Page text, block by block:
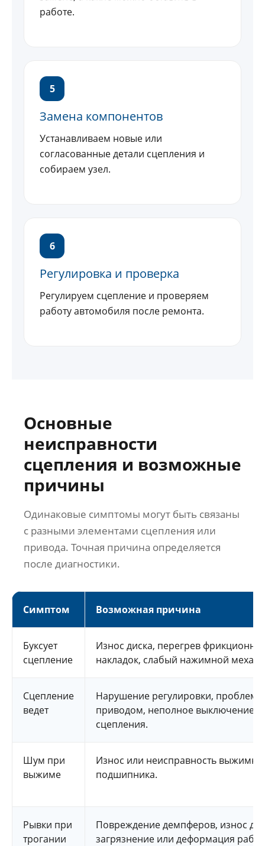
работе.
5
Замена компонентов
Устанавливаем новые или
согласованные детали сцепления и
собираем узел.
6
Регулировка и проверка
Регулируем сцепление и проверяем
работу автомобиля после ремонта.
Основные
неисправности
сцепления и возможные
причины
Одинаковые симптомы могут быть связаны
с разными элементами сцепления или
привода. Точная причина определяется
после диагностики.
Симптом Возможная причина
Буксует
сцепление
Износ диска, перегрев
накладок, слабый нажимной
Сцепление
ведет
Нарушение регулировки,
приводом, неполное выключение
сцепления.
Шум при
выжиме
Износ или неисправность
подшипника.
Рывки при
трогании
Повреждение демпферов, износ
загрязнение или деформация